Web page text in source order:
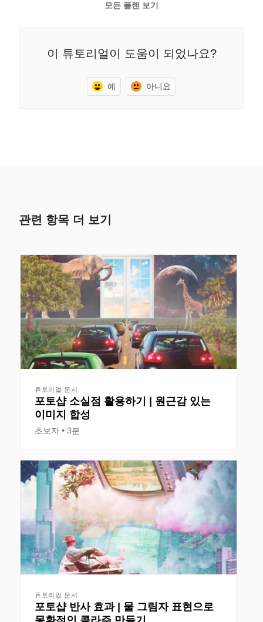
모든 플랜 보기
이 튜토리얼이 도움이 되었나요?
예 아니요
관련 항목 더 보기
튜토리얼 문서
포토샵 소실점 활용하기 | 원근감 있는
이미지 합성
초보자 3분
튜토리얼 문서
포토샵 반사 효과 | 물 그림자 표현으로